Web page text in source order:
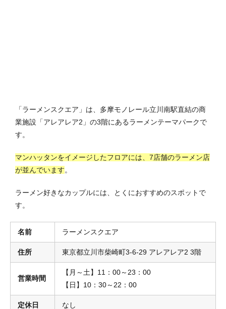
「ラーメンスクエア」は、多摩モノレール立川南駅直結の商
業施設「アレアレア2」の3階にあるラーメンテーマパークで
す。
マンハッタンをイメージしたフロアには、7店舗のラーメン店
が並んでいます。
ラーメン好きなカップルには、とくにおすすめのスポットで
す。
名前 ラーメンスクエア
住所 東京都立川市柴崎町3-6-29 アレアレア2 3階
営業時間
【月～土】11：00～23：00
【日】10：30～22：00
定休日 なし